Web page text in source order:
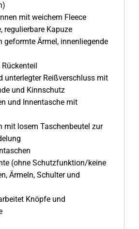
mit weichem Fleece
regulierbare Kapuze
geformte Ärmel, innenliegende
unterlegter Reißverschluss mit
und Kinnschutz
und Innentasche mit
mit losem Taschenbeutel zur
(ohne Schutzfunktion/keine
Ärmeln, Schulter und
Knöpfe und